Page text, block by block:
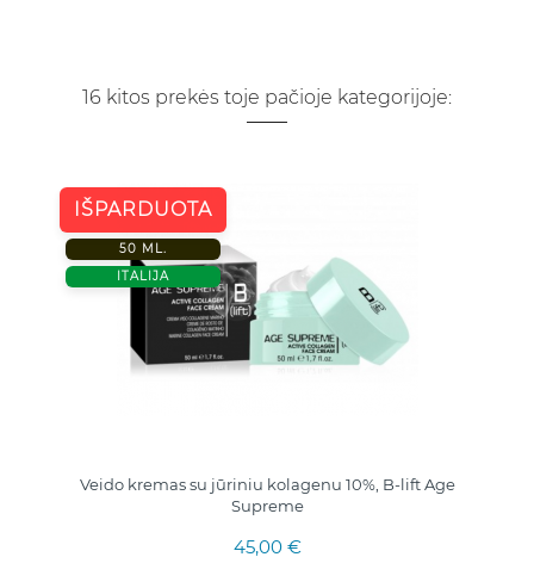
16 kitos prekės toje pačioje kategorijoje:
IŠPARDUOTA
50 ML.
ITALIJA
Veido kremas su jūriniu kolagenu 10%, B-lift Age
Supreme
45,00 €